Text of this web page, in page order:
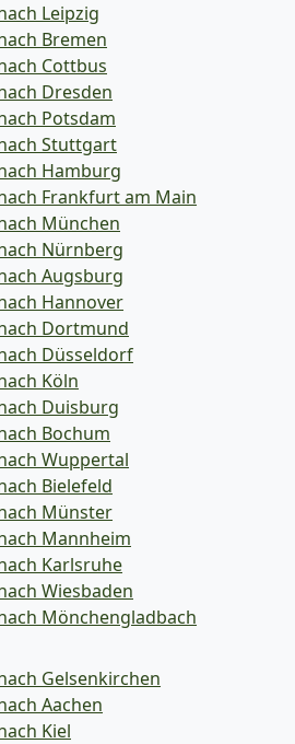
Leipzig
Bremen
Cottbus
Dresden
Potsdam
Stuttgart
Hamburg
Frankfurt am Main
München
Nürnberg
Augsburg
Hannover
Dortmund
Düsseldorf
Köln
Duisburg
Bochum
Wuppertal
Bielefeld
Münster
Mannheim
Karlsruhe
Wiesbaden
Mönchen­gladbach
Gelsenkirchen
Aachen
Kiel